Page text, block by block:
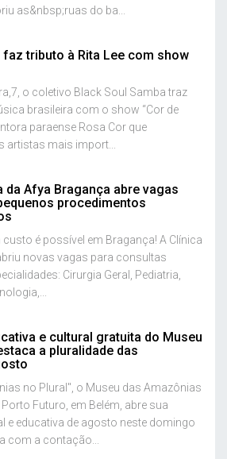
as&nbsp;ruas do ba...
faz tributo à Rita Lee com show
o coletivo Black Soul Samba traz
brasileira com o show “Cor de
paraense Rosa Cor que
artistas mais import...
da Afya Bragança abre vagas
procedimentos
é possível em Bragança! A Clínica
novas vagas para consultas
Cirurgia Geral, Pediatria,
e cultural gratuita do Museu
a pluralidade das
no Plural", o Museu das Amazônias
Futuro, em Belém, abre sua
e educativa de agosto neste domingo
com a contação...